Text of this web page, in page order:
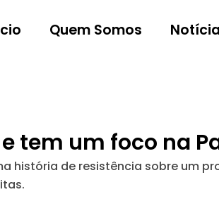
Quem Somos
tem um foco na
história de resistência sobre um